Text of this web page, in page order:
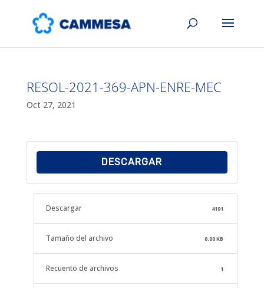
RESOL-2021-369-APN-ENRE-MEC
Oct 27, 2021
DESCARGAR
Descargar 4191
Tamaño del archivo 0.00 KB
Recuento de archivos 1